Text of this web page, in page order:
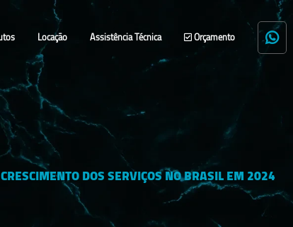
Locação Assistência Técnica Orçamento
DOS SERVIÇOS NO BRASIL EM 2024